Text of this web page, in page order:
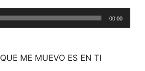
00:00
ME MUEVO ES EN TI